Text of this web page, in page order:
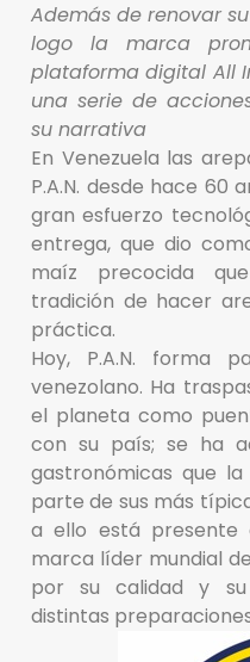
Además de renovar
logo la marca
plataforma digital All
una serie de
su narrativa
En Venezuela las
P.A.N. desde hace 60
gran esfuerzo
entrega, que dio
maíz precocida
tradición de hacer
práctica.
Hoy, P.A.N. forma
venezolano. Ha
el planeta como
con su país; se ha
gastronómicas que
parte de sus más
a ello está presente
marca líder mundial
por su calidad y
distintas